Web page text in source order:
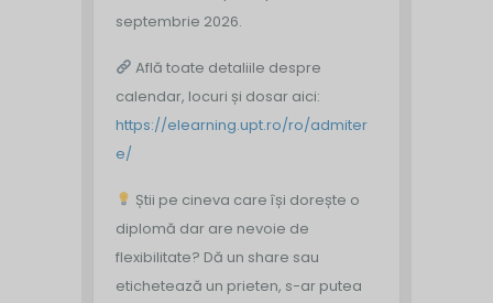
septembrie 2026.
Află toate detaliile despre
calendar, locuri și dosar aici:
https://elearning.upt.ro/ro/admiter
e/
Știi pe cineva care își dorește o
diplomă dar are nevoie de
flexibilitate? Dă un share sau
etichetează un prieten, s-ar putea